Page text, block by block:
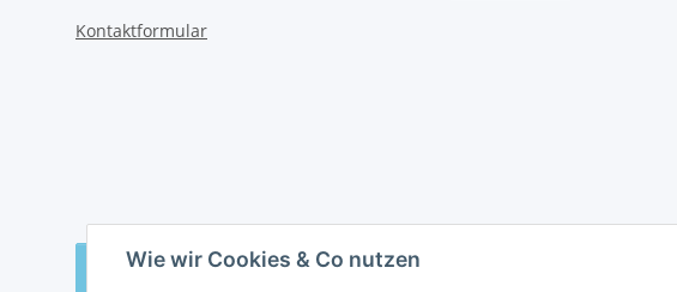
Wie wir Cookies & Co nutzen
Kontaktformular
Vertrag widerrufen